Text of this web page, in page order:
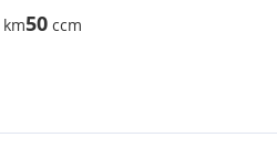
km50 ccm